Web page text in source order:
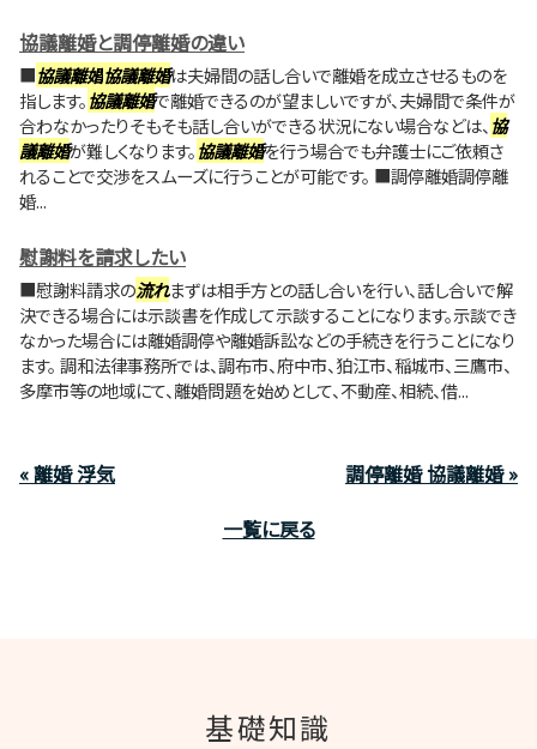
協議離婚と調停離婚の違い
■協議離婚協議離婚は夫婦間の話し合いで離婚を成立させるものを
指します。協議離婚で離婚できるのが望ましいですが、夫婦間で条件が
合わなかったりそもそも話し合いができる状況にない場合などは、 協
議離婚が難しくなります。協議離婚を行う場合でも弁護士にご依頼さ
れることで交渉をスムーズに行うことが可能です。 ■調停離婚調停離
婚...
慰謝料を請求したい
■慰謝料請求の流れまずは相手方との話し合いを行い、話し合いで解
決できる場合には示談書を作成して示談することになります。示談でき
なかった場合には離婚調停や離婚訴訟などの手続きを行うことになり
ます。 調和法律事務所では、調布市、府中市、狛江市、稲城市、三鷹市、
多摩市等の地域にて、離婚問題を始めとして、不動産、相続、借...
« 離婚 浮気
調停離婚 協議離婚 »
一覧に戻る
基礎知識